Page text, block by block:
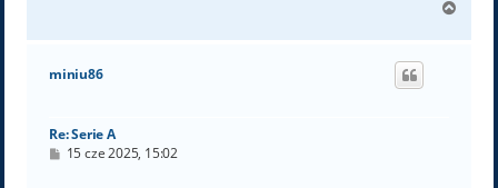
g
miniu86
Re: Serie A
P15 cze 2025, 15:02